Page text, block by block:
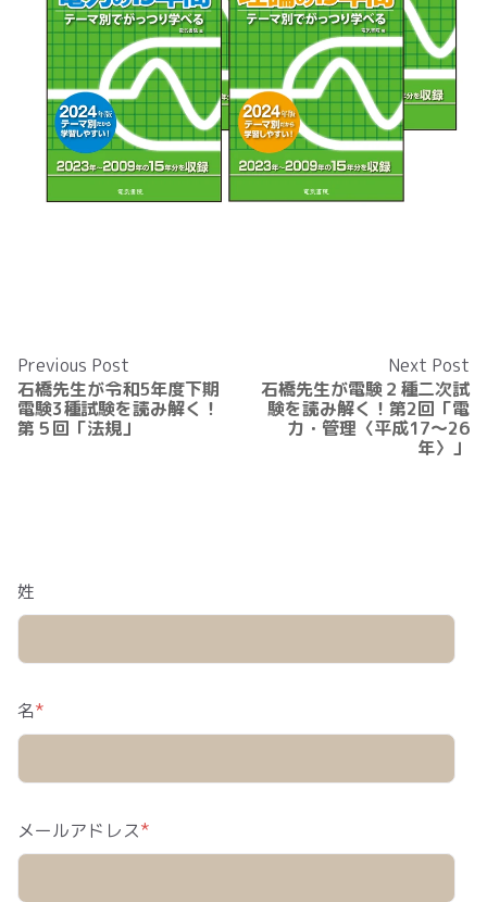
Previous Post
石橋先生が令和5年度下期
電験3種試験を読み解く！
第５回「法規」
Next Post
石橋先生が電験２種二次試
験を読み解く！第2回「電
力・管理〈平成17～26
年〉」
姓
名*
メールアドレス*